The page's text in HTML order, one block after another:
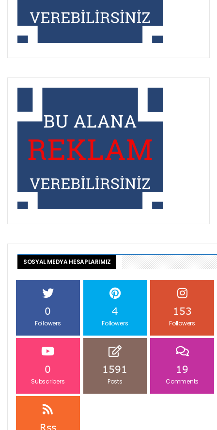
SOSYAL MEDYA HESAPLARIMIZ
0
Followers
4
Followers
153
Followers
0
Subscribers
1591
Posts
19
Comments
Rss